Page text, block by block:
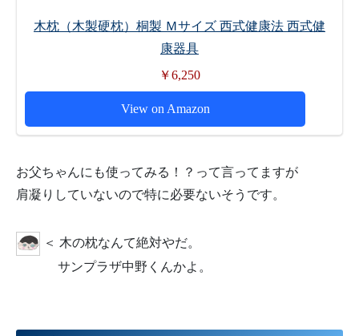
木枕（木製硬枕）桐製 Ｍサイズ 西式健康法 西式健
康器具
￥6,250
View on Amazon
お父ちゃんにも使ってみる！？って言ってますが
肩凝りしていないので特に必要ないそうです。
＜ 木の枕なんて絶対やだ。
サンプラザ中野くんかよ。